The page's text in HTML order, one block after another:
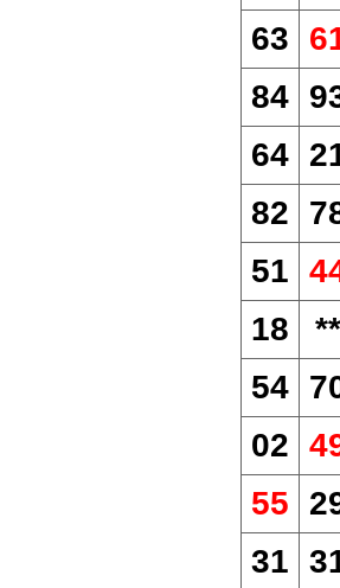
63
84
64
82
51
18
**
54
02
55
31